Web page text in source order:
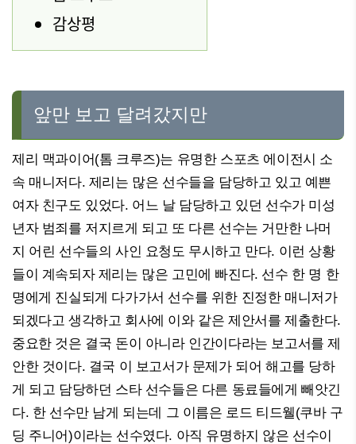
감상평
앞만 보고 달려갔지만
제리 맥과이어(톰 크루즈)는 유명한 스포츠 에이전시 소
속 매니저다. 제리는 많은 선수들을 담당하고 있고 예쁜
여자 친구도 있었다. 어느 날 담당하고 있던 선수가 미성
년자 범죄를 저지르게 되고 또 다른 선수는 거만한 나머
지 어린 선수들의 사인 요청도 무시하고 만다. 이런 상황
들이 계속되자 제리는 많은 고민에 빠진다. 선수 한 명 한
명에게 진실되게 다가가서 선수를 위한 진정한 매니저가
되겠다고 생각하고 회사에 이와 같은 제안서를 제출한다.
중요한 것은 결국 돈이 아니라 인간이다라는 보고서를 제
안한 것이다. 결국 이 보고서가 문제가 되어 해고를 당하
게 되고 담당하던 스타 선수들은 다른 동료들에게 빼앗긴
다. 한 선수만 남게 되는데 그 이름은 로드 티드웰(쿠바 구
딩 주니어)이라는 선수였다. 아직 유명하지 않은 선수이